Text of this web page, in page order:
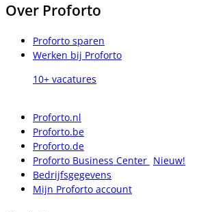
Over Proforto
Proforto sparen
Werken bij Proforto
10+ vacatures
Proforto.nl
Proforto.be
Proforto.de
Proforto Business Center Nieuw!
Bedrijfsgegevens
Mijn Proforto account